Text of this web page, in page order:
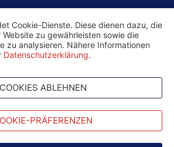
Cookie-Dienste. Diese dienen dazu, die
zu gewährleisten sowie die
zu analysieren. Nähere Informationen
Datenschutzerklärung.
COOKIES ABLEHNEN
PRÄFERENZEN